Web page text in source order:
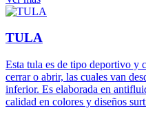
TULA
Esta tula es de tipo deportivo y
cerrar o abrir, las cuales van
inferior. Es elaborada en
calidad en colores y diseños